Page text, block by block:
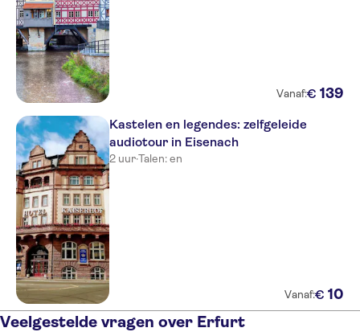
Vanaf:€ 139
Kastelen en legendes: zelfgeleide
audiotour in Eisenach
2 uur·Talen: en
Vanaf:€ 10
Veelgestelde vragen over Erfurt